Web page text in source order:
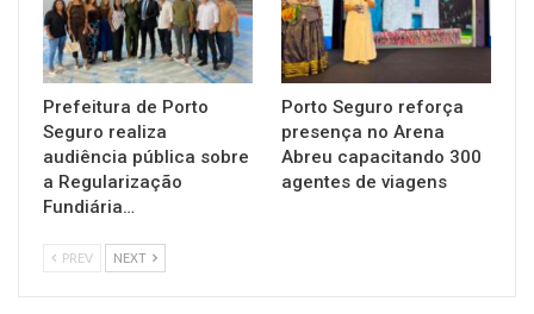
Prefeitura de Porto
Seguro realiza
audiência pública sobre
a Regularização
Fundiária…
Porto Seguro reforça
presença no Arena
Abreu capacitando 300
agentes de viagens
PREV NEXT